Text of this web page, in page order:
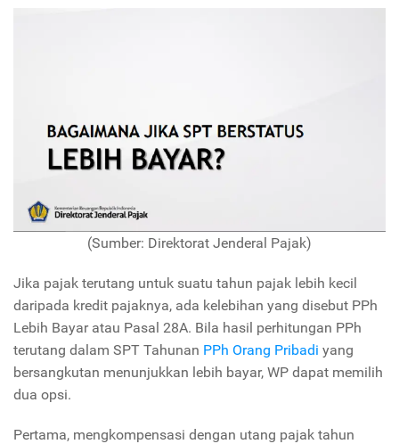
(Sumber: Direktorat Jenderal Pajak)
Jika pajak terutang untuk suatu tahun pajak lebih kecil
daripada kredit pajaknya, ada kelebihan yang disebut PPh
Lebih Bayar atau Pasal 28A. Bila hasil perhitungan PPh
terutang dalam SPT Tahunan PPh Orang Pribadi yang
bersangkutan menunjukkan lebih bayar, WP dapat memilih
dua opsi.
Pertama, mengkompensasi dengan utang pajak tahun